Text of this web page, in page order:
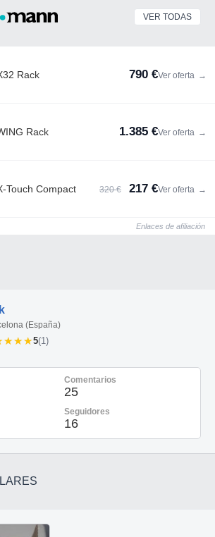
VER TODAS
Rack 790 €Ver oferta →
Rack 1.385 €Ver oferta →
Touch Compact 320 € 217 €Ver oferta →
Enlaces de afiliación
(España)
5(1)
Comentarios
25
Seguidores
16